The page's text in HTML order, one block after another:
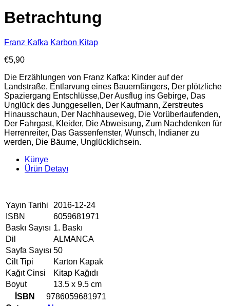
Betrachtung
Franz Kafka Karbon Kitap
€5,90
Die Erzählungen von Franz Kafka: Kinder auf der
Landstraße, Entlarvung eines Bauernfängers, Der plötzliche
Spaziergang Entschlüsse,Der Ausflug ins Gebirge, Das
Unglück des Junggesellen, Der Kaufmann, Zerstreutes
Hinausschaun, Der Nachhauseweg, Die Vorüberlaufenden,
Der Fahrgast, Kleider, Die Abweisung, Zum Nachdenken für
Herrenreiter, Das Gassenfenster, Wunsch, Indianer zu
werden, Die Bäume, Unglücklichsein.
Künye
Ürün Detayı
Yayın Tarihi
2016-12-24
ISBN
6059681971
Baskı Sayısı 1. Baskı
Dil
ALMANCA
Sayfa Sayısı 50
Cilt Tipi
Karton Kapak
Kağıt Cinsi
Kitap Kağıdı
Boyut
13.5 x 9.5 cm
İSBN
9786059681971